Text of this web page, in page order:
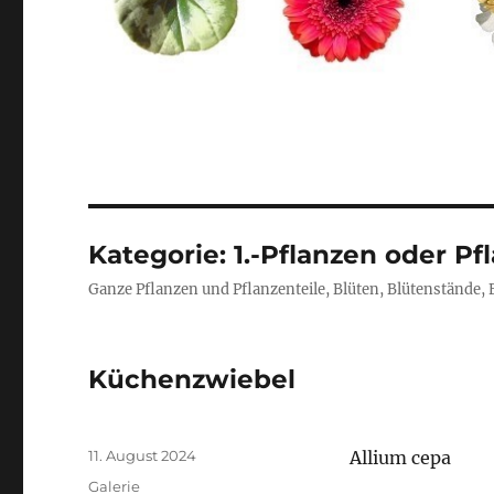
Kategorie:1.-Pflanzen oder
Ganze Pflanzen und Pflanzenteile, Blüten, Blütenstände,
Küchenzwiebel
Allium cepa
Veröffentlicht
am
11. August 2024
Format
Galerie